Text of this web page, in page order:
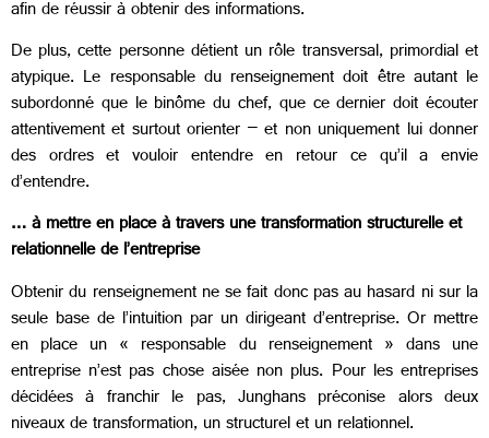
afin de réussir à obtenir des informations.
De plus, cette personne détient un rôle transversal, primordial et
atypique. Le responsable du renseignement doit être autant le
subordonné que le binôme du chef, que ce dernier doit écouter
attentivement et surtout orienter – et non uniquement lui donner
des ordres et vouloir entendre en retour ce qu’il a envie
d’entendre.
… à mettre en place à travers une transformation structurelle et
relationnelle de l’entreprise
Obtenir du renseignement ne se fait donc pas au hasard ni sur la
seule base de l’intuition par un dirigeant d’entreprise. Or mettre
en place un « responsable du renseignement » dans une
entreprise n’est pas chose aisée non plus. Pour les entreprises
décidées à franchir le pas, Junghans préconise alors deux
niveaux de transformation, un structurel et un relationnel.